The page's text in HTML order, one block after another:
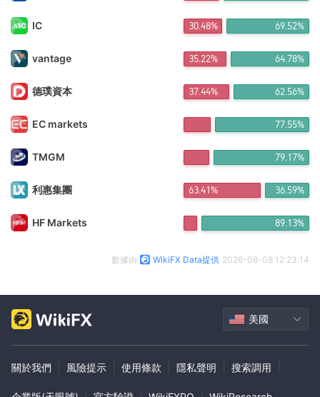
IC 30.48% 69.52%
vantage 35.22% 64.78%
德璞資本 37.44% 62.56%
EC markets 77.55%
TMGM 79.17%
利惠集團 63.41% 36.59%
HF Markets 89.13%
數據由 WikiFX Data提供 2026-08-08 12:23:14
美國
關於我們 風險提示 使用條款 隱私聲明 搜索調用